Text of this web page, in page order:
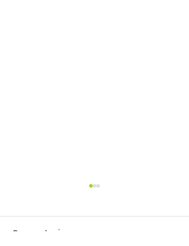
Comentarios